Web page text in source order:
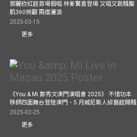
鄧麗欣紅館首場個唱 林峯驚喜登場 又唱又跳騷腹
肌360側翻 兩度灑淚
2025-03-15
更多
《You & Mi 鄭秀文澳門演唱會 2025》 不惜功本
移師四面舞台登陸澳門、5 月威尼斯人綜藝館開騷
2025-02-25
更多